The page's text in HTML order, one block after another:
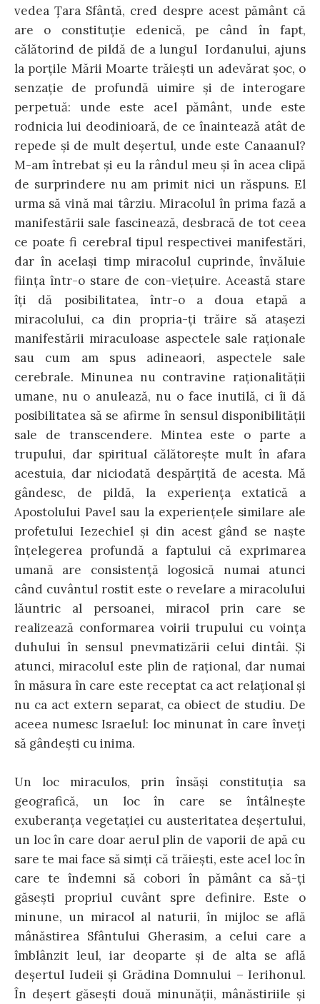
vedea Ţara Sfântă, cred despre acest pământ că
are o constituţie edenică, pe când în fapt,
călătorind de pildă de a lungul Iordanului, ajuns
la porţile Mării Moarte trăieşti un adevărat şoc, o
senzaţie de profundă uimire şi de interogare
perpetuă: unde este acel pământ, unde este
rodnicia lui deodinioară, de ce înaintează atât de
repede şi de mult deşertul, unde este Canaanul?
M-am întrebat şi eu la rândul meu şi în acea clipă
de surprindere nu am primit nici un răspuns. El
urma să vină mai târziu. Miracolul în prima fază a
manifestării sale fascinează, desbracă de tot ceea
ce poate fi cerebral tipul respectivei manifestări,
dar în acelaşi timp miracolul cuprinde, învăluie
fiinţa într-o stare de con-vieţuire. Această stare
îţi dă posibilitatea, într-o a doua etapă a
miracolului, ca din propria-ţi trăire să ataşezi
manifestării miraculoase aspectele sale raţionale
sau cum am spus adineaori, aspectele sale
cerebrale. Minunea nu contravine raţionalităţii
umane, nu o anulează, nu o face inutilă, ci îi dă
posibilitatea să se afirme în sensul disponibilităţii
sale de transcendere. Mintea este o parte a
trupului, dar spiritual călătoreşte mult în afara
acestuia, dar niciodată despărţită de acesta. Mă
gândesc, de pildă, la experienţa extatică a
Apostolului Pavel sau la experienţele similare ale
profetului Iezechiel şi din acest gând se naşte
înţelegerea profundă a faptului că exprimarea
umană are consistenţă logosică numai atunci
când cuvântul rostit este o revelare a miracolului
lăuntric al persoanei, miracol prin care se
realizează conformarea voirii trupului cu voinţa
duhului în sensul pnevmatizării celui dintâi. Şi
atunci, miracolul este plin de raţional, dar numai
în măsura în care este receptat ca act relaţional şi
nu ca act extern separat, ca obiect de studiu. De
aceea numesc Israelul: loc minunat în care înveţi
să gândeşti cu inima.
Un loc miraculos, prin însăşi constituţia sa
geografică, un loc în care se întâlneşte
exuberanţa vegetaţiei cu austeritatea deşertului,
un loc în care doar aerul plin de vaporii de apă cu
sare te mai face să simţi că trăieşti, este acel loc în
care te îndemni să cobori în pământ ca să-ţi
găseşti propriul cuvânt spre definire. Este o
minune, un miracol al naturii, în mijloc se află
mânăstirea Sfântului Gherasim, a celui care a
îmblânzit leul, iar deoparte şi de alta se află
deşertul Iudeii şi Grădina Domnului – Ierihonul.
În deşert găseşti două minunăţii, mânăstiriile şi